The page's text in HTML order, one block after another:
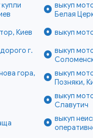
выкуп
Белая
Киев выкуп
г.
выкуп
гора,
выкуп
Позняки,
выкуп
Славутич
выкуп